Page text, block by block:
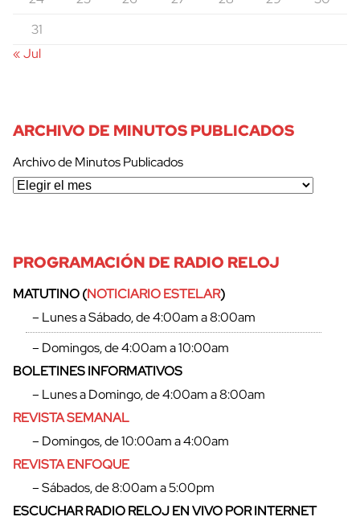
31
« Jul
ARCHIVO DE MINUTOS PUBLICADOS
Archivo de Minutos Publicados
PROGRAMACIÓN DE RADIO RELOJ
MATUTINO (NOTICIARIO ESTELAR)
– Lunes a Sábado, de 4:00am a 8:00am
– Domingos, de 4:00am a 10:00am
BOLETINES INFORMATIVOS
– Lunes a Domingo, de 4:00am a 8:00am
REVISTA SEMANAL
– Domingos, de 10:00am a 4:00am
REVISTA ENFOQUE
– Sábados, de 8:00am a 5:00pm
ESCUCHAR RADIO RELOJ EN VIVO POR INTERNET